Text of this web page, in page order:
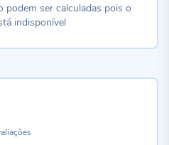
podem ser calculadas pois o
indisponível